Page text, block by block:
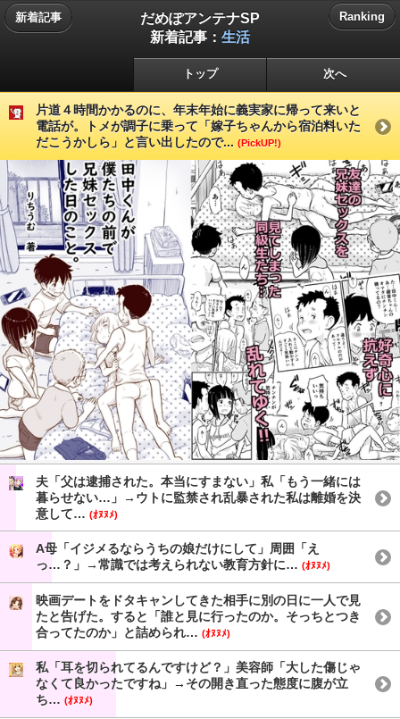
新着記事
だめぽアンテナSP
新着記事： 生活
Ranking
トップ 次へ
片道４時間かかるのに、年末年始に義実家に帰って来いと
電話が。トメが調子に乗って「嫁子ちゃんから宿泊料いた
だこうかしら」と言い出したので... (PickUP!)
夫「父は逮捕された。本当にすまない」私「もう一緒には
暮らせない…」→ウトに監禁され乱暴された私は離婚を決
意して… (ｵﾇﾇﾒ)
A母「イジメるならうちの娘だけにして」周囲「え
っ…？」→常識では考えられない教育方針に… (ｵﾇﾇﾒ)
映画デートをドタキャンしてきた相手に別の日に一人で見
たと告げた。すると「誰と見に行ったのか。そっちとつき
合ってたのか」と詰められ… (ｵﾇﾇﾒ)
私「耳を切られてるんですけど？」美容師「大した傷じゃ
なくて良かったですね」→その開き直った態度に腹が立
ち… (ｵﾇﾇﾒ)